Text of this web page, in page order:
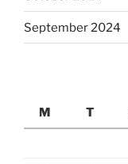
September 2024
M
T